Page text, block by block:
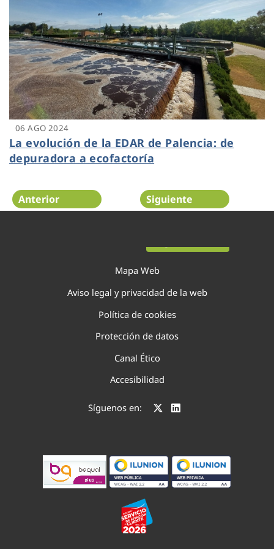
06 AGO 2024
La evolución de la EDAR de Palencia: de
depuradora a ecofactoría
Anterior Siguiente
Mapa Web
Aviso legal y privacidad de la web
Política de cookies
Protección de datos
Canal Ético
Accesibilidad
Síguenos en: